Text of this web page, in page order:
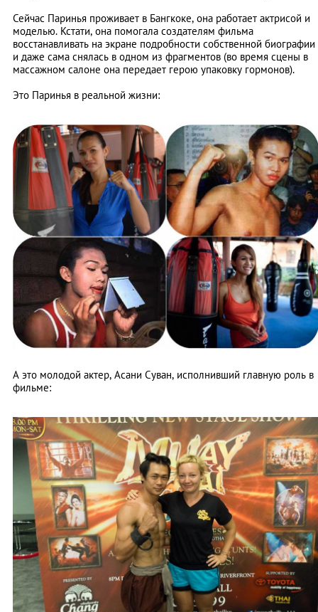
Сейчас Паринья проживает в Бангкоке, она работает актрисой и
моделью. Кстати, она помогала создателям фильма
восстанавливать на экране подробности собственной биографии
и даже сама снялась в одном из фрагментов (во время сцены в
массажном салоне она передает герою упаковку гормонов).
Это Паринья в реальной жизни:
А это молодой актер, Асани Суван, исполнивший главную роль в
фильме: